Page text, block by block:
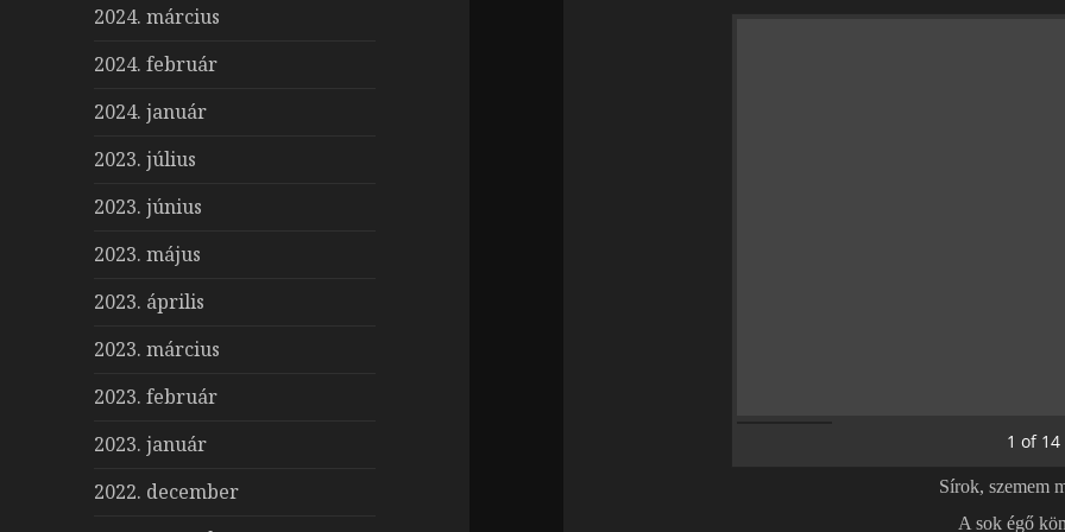
2024. március
2024. február
2024. január
2023. július
2023. június
2023. május
2023. április
2023. március
2023. február
2023. január
2022. december
1 of 14
Sírok, szemem
A sok égő